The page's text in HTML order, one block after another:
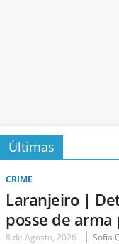
Últimas
CRIME
Laranjeiro |
posse de arma
8 de Agosto, 2026 Sofia